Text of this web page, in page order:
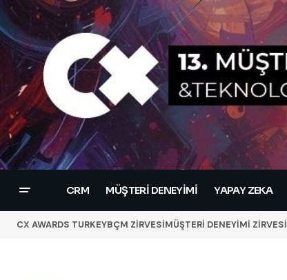
CRM MÜŞTERI DENEYIMI YAPAY ZEKA
CX AWARDS TURKEYBÇM ZİRVESİMÜŞTERİ DENEYİMİ ZİRVESİ